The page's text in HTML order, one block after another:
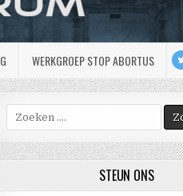
WERKGROEP STOP ABORTUS
Zoek
naar:
STEUN ONS